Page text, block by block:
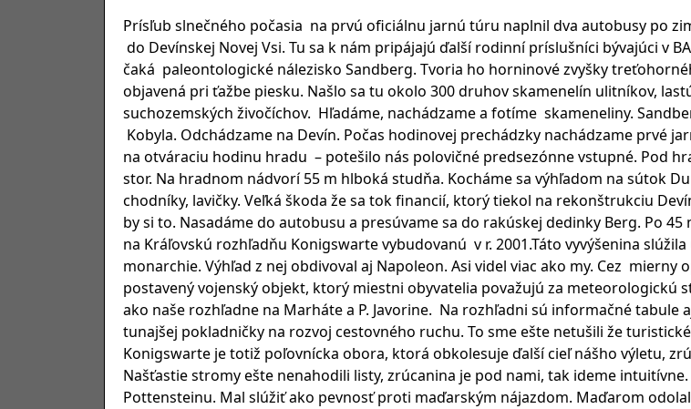
Prísľub slnečného počasia na prvú oficiálnu jarnú túru naplnil dva autobusy po
do Devínskej Novej Vsi. Tu sa k nám pripájajú ďalší rodinní príslušníci bývajúci v
čaká paleontologické nálezisko Sandberg. Tvoria ho horninové zvyšky
objavená pri ťažbe piesku. Našlo sa tu okolo 300 druhov skamenelín ulitníkov,
suchozemských živočíchov. Hľadáme, nachádzame a fotíme skameneliny.
Kobyla. Odchádzame na Devín. Počas hodinovej prechádzky nachádzame prvé
na otváraciu hodinu hradu – potešilo nás polovičné predsezónne vstupné. Pod
stor. Na hradnom nádvorí 55 m hlboká studňa. Kocháme sa výhľadom na sútok
chodníky, lavičky. Veľká škoda že sa tok financií, ktorý tiekol na rekonštrukciu
by si to. Nasadáme do autobusu a presúvame sa do rakúskej dedinky Berg. Po
na Kráľovskú rozhľadňu Konigswarte vybudovanú v r. 2001.Táto vyvýšenina
monarchie. Výhľad z nej obdivoval aj Napoleon. Asi videl viac ako my. Cez
postavený vojenský objekt, ktorý miestni obyvatelia považujú za meteorologickú
ako naše rozhľadne na Marháte a P. Javorine. Na rozhľadni sú informačné tabule
tunajšej pokladničky na rozvoj cestovného ruchu. To sme ešte netušili že
Konigswarte je totiž poľovnícka obora, ktorá obkolesuje ďalší cieľ nášho výletu,
Našťastie stromy ešte nenahodili listy, zrúcanina je pod nami, tak ideme
Pottensteinu. Mal slúžiť ako pevnosť proti maďarským nájazdom. Maďarom